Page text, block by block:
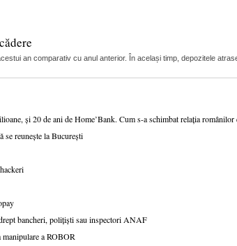
an comparativ cu anul anterior. În același timp, depozitele
și 20 de ani de Home’Bank. Cum s-a schimbat relația românilor
se reunește la București
bancheri, polițiști sau inspectori ANAF
a ROBOR